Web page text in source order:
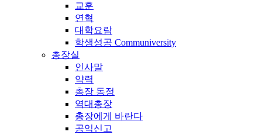
교훈
연혁
대학요람
학생성공 Communiversity
총장실
인사말
약력
총장 동정
역대총장
총장에게 바란다
공익신고